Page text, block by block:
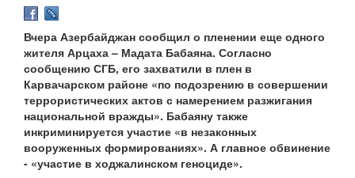
Вчера Азербайджан сообщил о пленении еще одного
жителя Арцаха – Мадата Бабаяна. Согласно
сообщению СГБ, его захватили в плен в
Карвачарском районе «по подозрению в совершении
террористических актов с намерением разжигания
национальной вражды». Бабаяну также
инкриминируется участие «в незаконных
вооруженных формированиях». А главное обвинение
- «участие в ходжалинском геноциде».